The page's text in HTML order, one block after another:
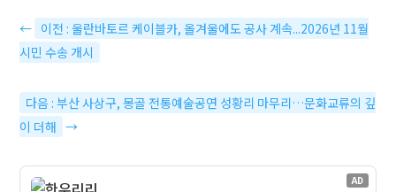
← 이전 : 울란바토르 케이블카, 올겨울에도 공사 계속...2026년 11월
시민 수송 개시
다음 : 부산 사상구, 몽골 전통예술공연 성황리 마무리…문화교류의 깊
이 더해 →
AD